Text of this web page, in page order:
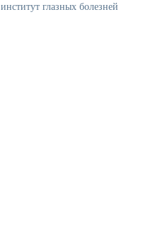
глазных болезней